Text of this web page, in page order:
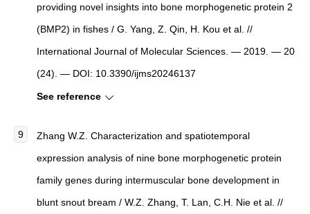
providing novel insights into bone morphogenetic protein 2
(BMP2) in fishes / G. Yang, Z. Qin, H. Kou et al. //
International Journal of Molecular Sciences. — 2019. — 20
(24). — DOI: 10.3390/ijms20246137
See reference
Zhang W.Z. Characterization and spatiotemporal
expression analysis of nine bone morphogenetic protein
family genes during intermuscular bone development in
blunt snout bream / W.Z. Zhang, T. Lan, C.H. Nie et al. //